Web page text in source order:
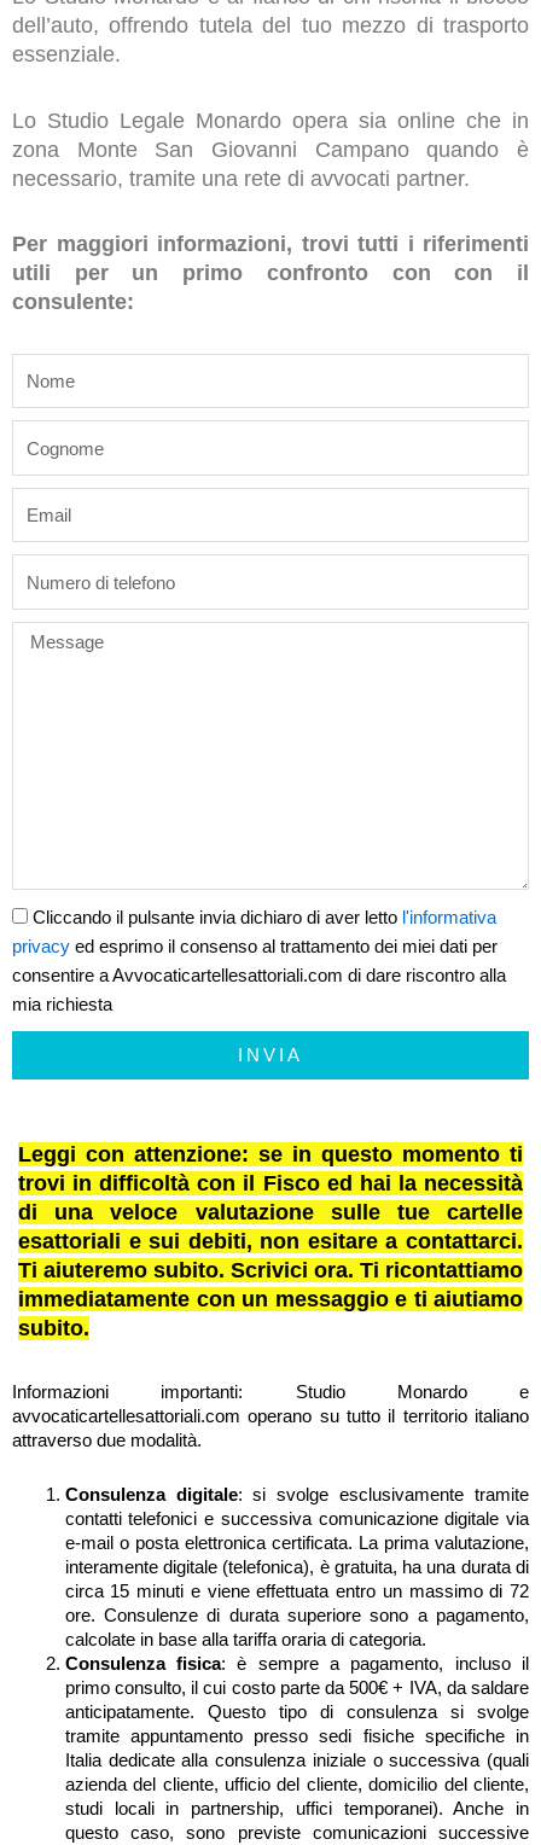
dell’auto, offrendo tutela del tuo mezzo di trasporto
essenziale.
Lo Studio Legale Monardo opera sia online che in
zona Monte San Giovanni Campano quando è
necessario, tramite una rete di avvocati partner.
Per maggiori informazioni, trovi tutti i riferimenti
utili per un primo confronto con con il
consulente:
Message
Cliccando il pulsante invia dichiaro di aver letto l'informativa
privacy ed esprimo il consenso al trattamento dei miei dati per
consentire a Avvocaticartellesattoriali.com di dare riscontro alla
mia richiesta
INVIA
Leggi con attenzione: se in questo momento ti
trovi in difficoltà con il Fisco ed hai la necessità
di una veloce valutazione sulle tue cartelle
esattoriali e sui debiti, non esitare a contattarci.
Ti aiuteremo subito. Scrivici ora. Ti ricontattiamo
immediatamente con un messaggio e ti aiutiamo
subito.
Informazioni importanti: Studio Monardo e
avvocaticartellesattoriali.com operano su tutto il territorio italiano
attraverso due modalità.
Consulenza digitale: si svolge esclusivamente tramite
contatti telefonici e successiva comunicazione digitale via
e-mail o posta elettronica certificata. La prima valutazione,
interamente digitale (telefonica), è gratuita, ha una durata di
circa 15 minuti e viene effettuata entro un massimo di 72
ore. Consulenze di durata superiore sono a pagamento,
calcolate in base alla tariffa oraria di categoria.
Consulenza fisica: è sempre a pagamento, incluso il
primo consulto, il cui costo parte da 500€ + IVA, da saldare
anticipatamente. Questo tipo di consulenza si svolge
tramite appuntamento presso sedi fisiche specifiche in
Italia dedicate alla consulenza iniziale o successiva (quali
azienda del cliente, ufficio del cliente, domicilio del cliente,
studi locali in partnership, uffici temporanei). Anche in
questo caso, sono previste comunicazioni successive